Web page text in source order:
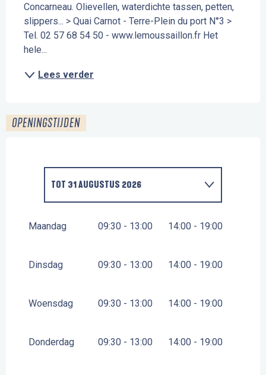
Concarneau. Olievellen, waterdichte tassen, petten,
slippers... > Quai Carnot - Terre-Plein du port N°3 >
Tel. 02 57 68 54 50 - www.lemoussaillon.fr Het
hele...
Lees verder
OPENINGSTIJDEN
TOT 31 AUGUSTUS 2026
2026
Maandag 09:30 - 13:00 14:00 - 19:00
Dinsdag 09:30 - 13:00 14:00 - 19:00
Woensdag 09:30 - 13:00 14:00 - 19:00
Donderdag 09:30 - 13:00 14:00 - 19:00